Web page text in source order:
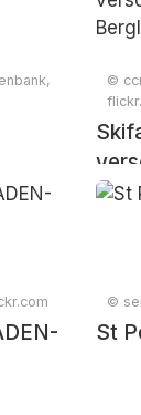
©
©
St